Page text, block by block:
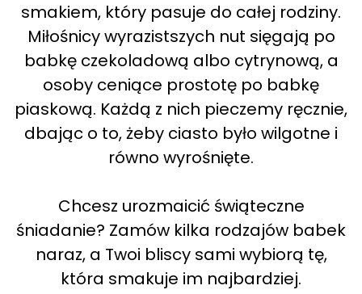
smakiem, który pasuje do całej rodziny.
Miłośnicy wyrazistszych nut sięgają po
babkę czekoladową albo cytrynową, a
osoby ceniące prostotę po babkę
piaskową. Każdą z nich pieczemy ręcznie,
dbając o to, żeby ciasto było wilgotne i
równo wyrośnięte.
Chcesz urozmaicić świąteczne
śniadanie? Zamów kilka rodzajów babek
naraz, a Twoi bliscy sami wybiorą tę,
która smakuje im najbardziej.